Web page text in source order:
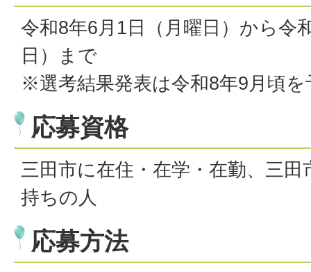
令和8年6月1日（月曜日）から令
日）まで
※選考結果発表は令和8年9月頃
応募資格
三田市に在住・在学・在勤、三
持ちの人
応募方法